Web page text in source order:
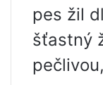
pes žil
šťastný